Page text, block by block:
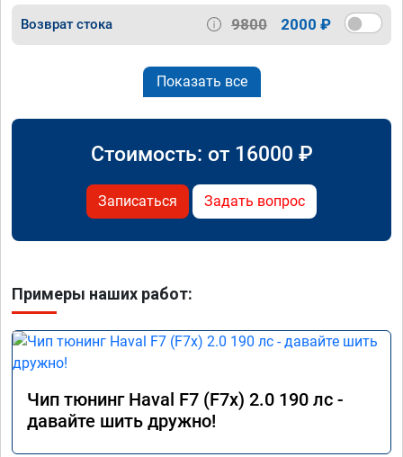
Возврат стока 9800 2000 ₽
Показать все
Стоимость: от 16000 ₽
Записаться Задать вопрос
Примеры наших работ:
Чип тюнинг Haval F7 (F7x) 2.0 190 лс -
давайте шить дружно!